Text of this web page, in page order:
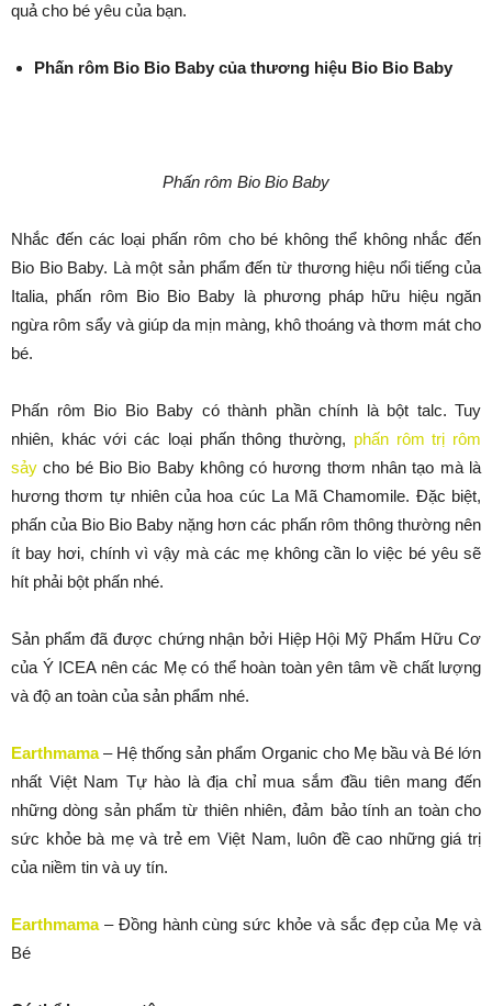
quả cho bé yêu của bạn.
Phấn rôm Bio Bio Baby của thương hiệu Bio Bio Baby
Phấn rôm Bio Bio Baby
Nhắc đến các loại phấn rôm cho bé không thể không nhắc đến
Bio Bio Baby. Là một sản phẩm đến từ thương hiệu nổi tiếng của
Italia, phấn rôm Bio Bio Baby là phương pháp hữu hiệu ngăn
ngừa rôm sẩy và giúp da mịn màng, khô thoáng và thơm mát cho
bé.
Phấn rôm Bio Bio Baby có thành phần chính là bột talc. Tuy
nhiên, khác với các loại phấn thông thường, phấn rôm trị rôm
sảy cho bé Bio Bio Baby không có hương thơm nhân tạo mà là
hương thơm tự nhiên của hoa cúc La Mã Chamomile. Đặc biệt,
phấn của Bio Bio Baby nặng hơn các phấn rôm thông thường nên
ít bay hơi, chính vì vậy mà các mẹ không cần lo việc bé yêu sẽ
hít phải bột phấn nhé.
Sản phẩm đã được chứng nhận bởi Hiệp Hội Mỹ Phẩm Hữu Cơ
của Ý ICEA nên các Mẹ có thể hoàn toàn yên tâm về chất lượng
và độ an toàn của sản phẩm nhé.
Earthmama– Hệ thống sản phẩm Organic cho Mẹ bầu và Bé lớn
nhất Việt Nam Tự hào là địa chỉ mua sắm đầu tiên mang đến
những dòng sản phẩm từ thiên nhiên, đảm bảo tính an toàn cho
sức khỏe bà mẹ và trẻ em Việt Nam, luôn đề cao những giá trị
của niềm tin và uy tín.
Earthmama– Đồng hành cùng sức khỏe và sắc đẹp của Mẹ và
Bé